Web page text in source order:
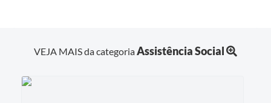
VEJA MAIS da categoriaAssistência Social